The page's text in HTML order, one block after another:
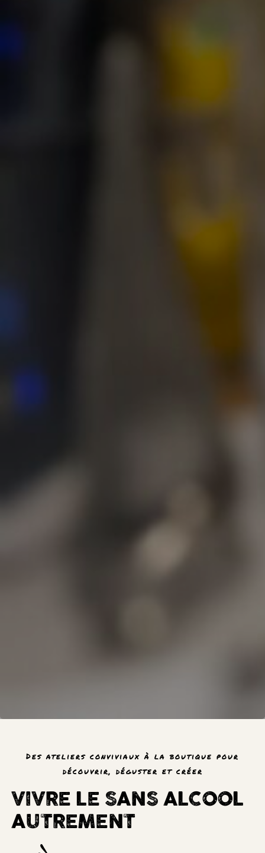
Des ateliers conviviaux à la boutique pour
découvrir, déguster et créer
VIVRE LE SANS ALCOOL
AUTREMENT